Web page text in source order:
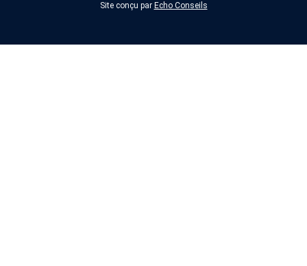
Site conçu par Echo Conseils